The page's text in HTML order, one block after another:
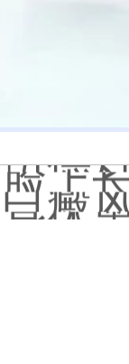
白癜
伍德灯
脸上
白癜风
身体
初期
石家